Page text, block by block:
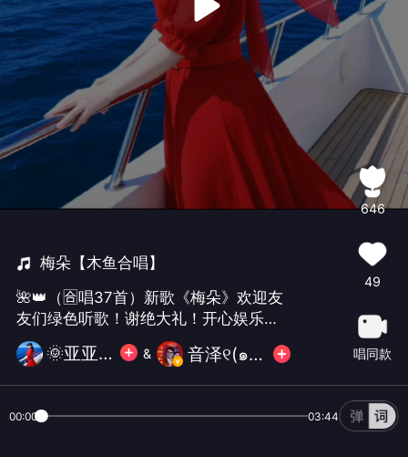
梅朵【木鱼合唱】
🌺👑（🈴唱37首）新歌《梅朵》欢迎友
友们绿色听歌！谢绝大礼！开心娱乐！
谢谢支持与陪伴！辛苦了！😄
🌞亚亚🌞 & 音泽୧(๑•̀⌄•́๑)૭✧必胜
646
49
唱同款
00:00 03:44